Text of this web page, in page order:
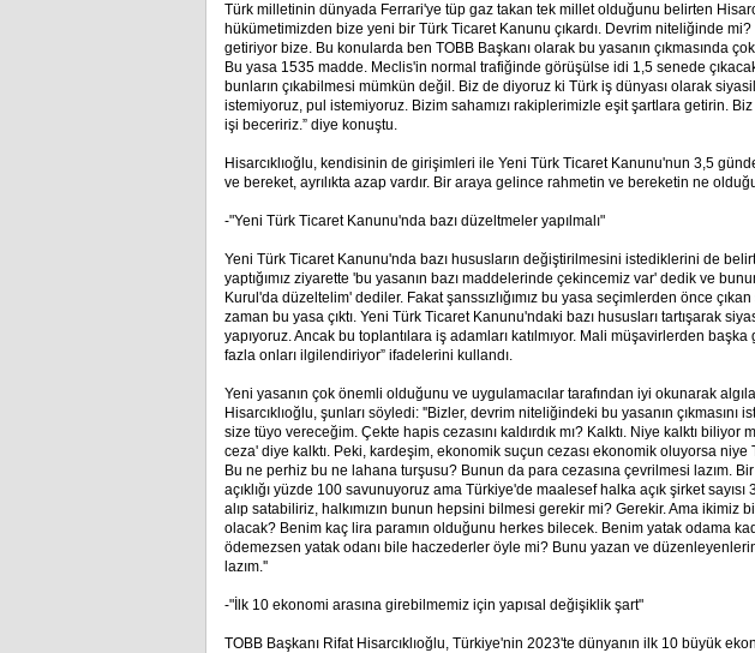
Türk milletinin dünyada Ferrari'ye tüp gaz takan tek millet olduğunu belirten
hükümetimizden bize yeni bir Türk Ticaret Kanunu çıkardı. Devrim niteliğinde
getiriyor bize. Bu konularda ben TOBB Başkanı olarak bu yasanın çıkmasında
Bu yasa 1535 madde. Meclis'in normal trafiğinde görüşülse idi 1,5 senede
bunların çıkabilmesi mümkün değil. Biz de diyoruz ki Türk iş dünyası olarak
istemiyoruz, pul istemiyoruz. Bizim sahamızı rakiplerimizle eşit şartlara getirin. Biz
işi beceririz.” diye konuştu.
Hisarcıklıoğlu, kendisinin de girişimleri ile Yeni Türk Ticaret Kanunu'nun 3,5 günde
ve bereket, ayrılıkta azap vardır. Bir araya gelince rahmetin ve bereketin ne
-"Yeni Türk Ticaret Kanunu'nda bazı düzeltmeler yapılmalı"
Yeni Türk Ticaret Kanunu'nda bazı hususların değiştirilmesini istediklerini de
yaptığımız ziyarette 'bu yasanın bazı maddelerinde çekincemiz var' dedik ve
Kurul'da düzeltelim' dediler. Fakat şanssızlığımız bu yasa seçimlerden önce
zaman bu yasa çıktı. Yeni Türk Ticaret Kanunu'ndaki bazı hususları tartışarak
yapıyoruz. Ancak bu toplantılara iş adamları katılmıyor. Mali müşavirlerden
fazla onları ilgilendiriyor” ifadelerini kullandı.
Yeni yasanın çok önemli olduğunu ve uygulamacılar tarafından iyi okunarak
Hisarcıklıoğlu, şunları söyledi: ''Bizler, devrim niteliğindeki bu yasanın
size tüyo vereceğim. Çekte hapis cezasını kaldırdık mı? Kalktı. Niye kalktı
ceza' diye kalktı. Peki, kardeşim, ekonomik suçun cezası ekonomik oluyorsa
Bu ne perhiz bu ne lahana turşusu? Bunun da para cezasına çevrilmesi lazım.
açıklığı yüzde 100 savunuyoruz ama Türkiye'de maalesef halka açık şirket
alıp satabiliriz, halkımızın bunun hepsini bilmesi gerekir mi? Gerekir. Ama ikimiz
olacak? Benim kaç lira paramın olduğunu herkes bilecek. Benim yatak odama
ödemezsen yatak odanı bile haczederler öyle mi? Bunu yazan ve
lazım.''
-"İlk 10 ekonomi arasına girebilmemiz için yapısal değişiklik şart"
TOBB Başkanı Rifat Hisarcıklıoğlu, Türkiye'nin 2023'te dünyanın ilk 10 büyük